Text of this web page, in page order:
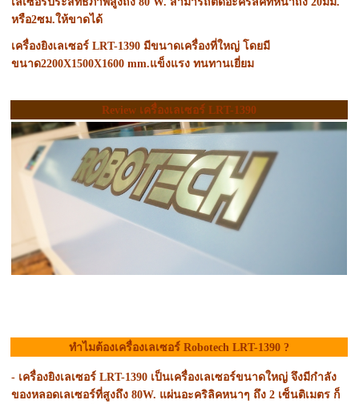
หรือ2ซม.ให้ขาดได้
เครื่องยิงเลเซอร์ LRT-1390 มีขนาดเครื่องที่ใหญ่ โดยมี
ขนาด2200X1500X1600 mm.แข็งแรง ทนทานเยี่ยม
Review เครื่องเลเซอร์ LRT-1390
ทำไมต้องเครื่องเลเซอร์ Robotech LRT-1390 ?
- เครื่องยิงเลเซอร์ LRT-1390 เป็นเครื่องเลเซอร์ขนาดใหญ่ จึงมีกำลัง
ของหลอดเลเซอร์ที่สูงถึง 80W. แผ่นอะคริลิคหนาๆ ถึง 2 เซ็นติเมตร ก็